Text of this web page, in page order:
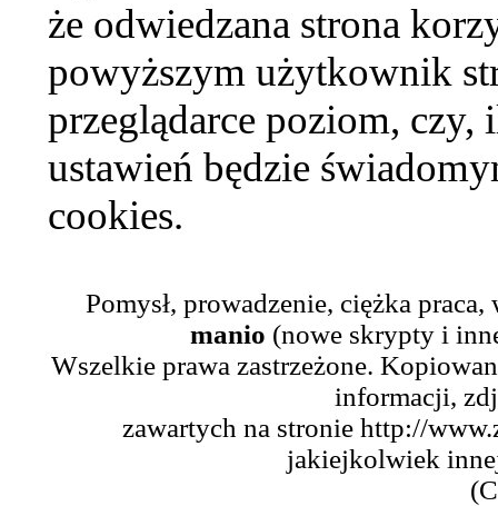
że odwiedzana strona
powyższym użytkownik
przeglądarce poziom,
ustawień będzie
cookies.
Pomysł, prowadzenie, ciężka
manio (nowe skrypty i
Wszelkie prawa zastrzeżone.
informacji,
zawartych na stronie http://
jakiejkolwiek